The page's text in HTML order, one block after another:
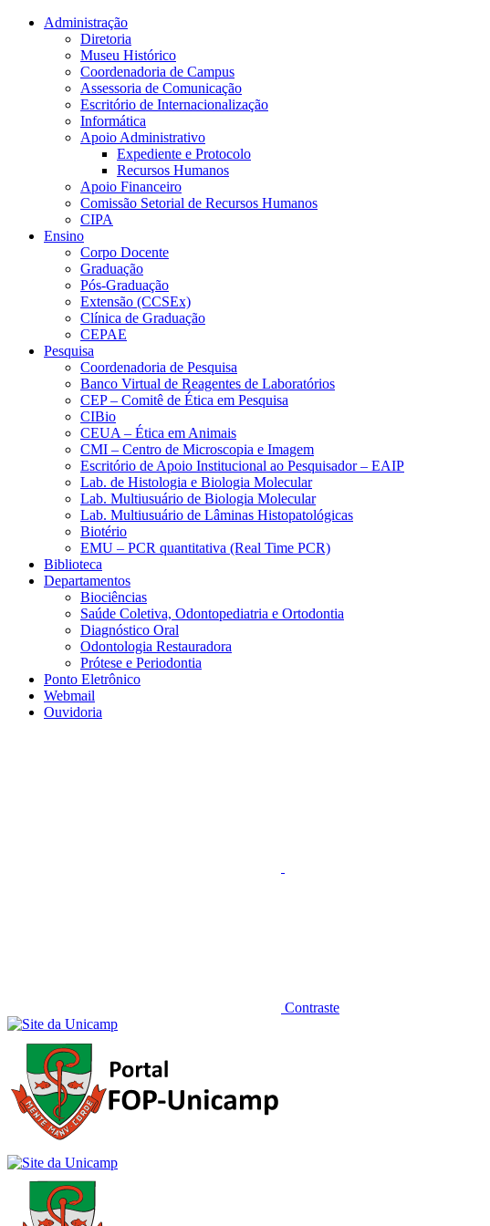
Conteúdo principal Menu principal
Administração
Diretoria
Museu Histórico
Coordenadoria de Campus
Assessoria de Comunicação
Escritório de Internacionalização
Informática
Apoio Administrativo
Expediente e Protocolo
Recursos Humanos
Apoio Financeiro
Comissão Setorial de Recursos Humanos
CIPA
Ensino
Corpo Docente
Graduação
Pós-Graduação
Extensão (CCSEx)
Clínica de Graduação
CEPAE
Pesquisa
Coordenadoria de Pesquisa
Banco Virtual de Reagentes de Laboratórios
CEP – Comitê de Ética em Pesquisa
CIBio
CEUA – Ética em Animais
CMI – Centro de Microscopia e Imagem
Escritório de Apoio Institucional ao Pesquisador – EAIP
Lab. de Histologia e Biologia Molecular
Lab. Multiusuário de Biologia Molecular
Lab. Multiusuário de Lâminas Histopatológicas
Biotério
EMU – PCR quantitativa (Real Time PCR)
Biblioteca
Departamentos
Biociências
Saúde Coletiva, Odontopediatria e Ortodontia
Diagnóstico Oral
Odontologia Restauradora
Prótese e Periodontia
Ponto Eletrônico
Webmail
Ouvidoria
Contraste